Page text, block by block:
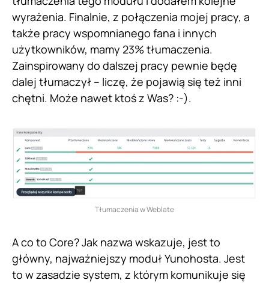
wyrażenia. Finalnie, z połączenia mojej pracy, a
także pracy wspomnianego fana i innych
użytkowników, mamy 23% tłumaczenia.
Zainspirowany do dalszej pracy pewnie będę
dalej tłumaczył – liczę, że pojawią się też inni
chętni. Może nawet ktoś z Was? :-).
Tłumaczenia w Weblate
A co to Core? Jak nazwa wskazuje, jest to
główny, najważniejszy moduł Yunohosta. Jest
to w zasadzie system, z którym komunikuje się